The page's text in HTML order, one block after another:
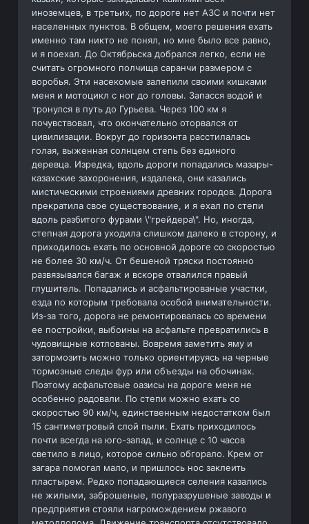
иноземцев, в третьих, по дороге нет АЗС и почти нет
населенных пунктов. В общем, моего решения ехать
именно там никто не понял, но мне было все равно,
и я поехал. До Октябрьска добрался легко, если не
считать огромного полчища саранчи размером с
воробья. Эти насекомые залепили своими кишками
меня и мотоцикл с ног до головы. Запасся водой и
тронулся в путь до Гурьева. Через 100 км я
почувствовал, что окончательно оторвался от
цивилизации. Вокруг до горизонта расстилалась
голая, выженная солнцем степь без единого
деревца. Изредка, вдоль дороги попадались мазары-
казахские захоронения, издалека, они казались
мистическими строениями древних городов. Дорога
прекратила свое существование, и я ехал по степи
вдоль разбитого фурами \"грейдера\". Но, иногда,
степная дорога уходила слишком далеко в сторону, и
приходилось ехать по основной дороге со скоростью
не более 30 км/ч. От бешеной тряски постоянно
развязывался багаж и вскоре отвалился правый
глушитель. Попадались и асфальтированые участки,
езда по которым требовала особой внимательности.
Из-за того, дорога не ремонтировалась со времени
ее постройки, выбоины на асфальте превратились в
чудовищные котлованы. Вовремя заметить яму и
затормозить можно только ориентируясь на черные
тормозные следы фур или объезды на обочинах.
Поэтому асфальтовые оазисы на дороге меня не
особенно радовали. По степи можно ехать со
скоростью 90 км/ч, единственным недостатком был
15 сантиметровый слой пыли. Ехать приходилось
почти всегда на юго-запад, и солнце с 10 часов
светило в лицо, которое сильно обгорало. Крем от
загара помогал мало, и пришлось нос заклеить
пластырем. Редко попадающиеся селения казались
не жилыми, заброшеные, полуразрушеные заводы и
предприятия стояли нагромождением ржавого